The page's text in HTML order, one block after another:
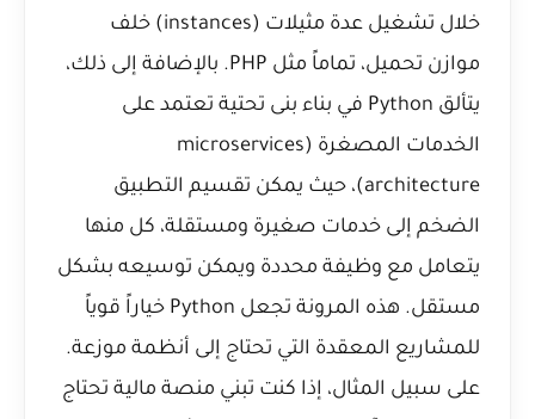
خلال تشغيل عدة مثيلات (instances) خلف
موازن تحميل، تماماً مثل PHP. بالإضافة إلى ذلك،
يتألق Python في بناء بنى تحتية تعتمد على
الخدمات المصغرة (microservices
architecture)، حيث يمكن تقسيم التطبيق
الضخم إلى خدمات صغيرة ومستقلة، كل منها
يتعامل مع وظيفة محددة ويمكن توسيعه بشكل
مستقل. هذه المرونة تجعل Python خياراً قوياً
للمشاريع المعقدة التي تحتاج إلى أنظمة موزعة.
على سبيل المثال، إذا كنت تبني منصة مالية تحتاج